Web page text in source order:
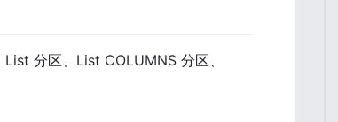
分区、List COLUMNS 分区、